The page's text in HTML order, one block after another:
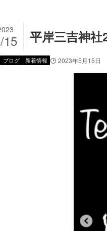
平岸三吉神
15
ブログ 新着情報 2023年5月15日